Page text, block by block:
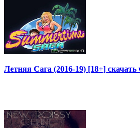
Летняя Сага (2016-19) [18+]